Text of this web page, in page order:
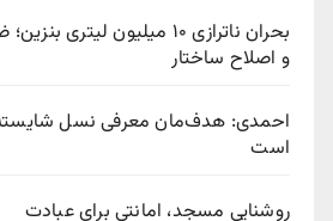
بحران ناترازی ۱۰ میلیون
و اصلاح ساختار
احمدی: هدف‌مان معرفی نسل شایسته
است
روشنایی مسجد، امانتی برای عبادت